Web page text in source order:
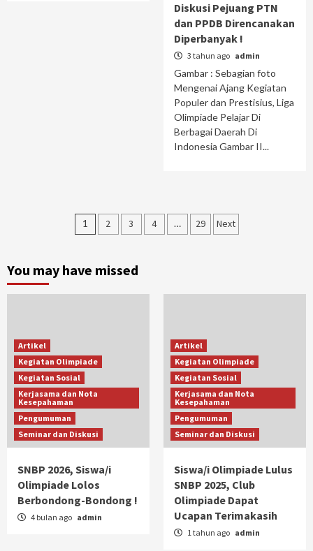
Diskusi Pejuang PTN
dan PPDB Direncanakan
Diperbanyak !
3 tahun ago admin
Gambar : Sebagian foto
Mengenai Ajang Kegiatan
Populer dan Prestisius, Liga
Olimpiade Pelajar Di
Berbagai Daerah Di
Indonesia Gambar II...
Paginasi
1 2 3 4 … 29 Next
You may have missed
Artikel
Kegiatan Olimpiade
Kegiatan Sosial
Kerjasama dan Nota
Kesepahaman
Pengumuman
Seminar dan Diskusi
SNBP 2026, Siswa/i
Olimpiade Lolos
Berbondong-Bondong !
4 bulan ago admin
Artikel
Kegiatan Olimpiade
Kegiatan Sosial
Kerjasama dan Nota
Kesepahaman
Pengumuman
Seminar dan Diskusi
Siswa/i Olimpiade Lulus
SNBP 2025, Club
Olimpiade Dapat
Ucapan Terimakasih
1 tahun ago admin